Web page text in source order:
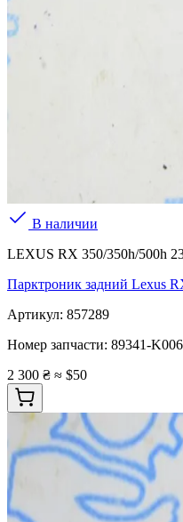
В наличии
LEXUS RX 350/350h/500h
Парктроник задний Lexus
Артикул: 857289
Номер запчасти: 89341-
2 300 ₴ ≈ $50